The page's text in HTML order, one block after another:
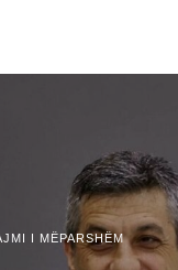
I MËPARSHËM